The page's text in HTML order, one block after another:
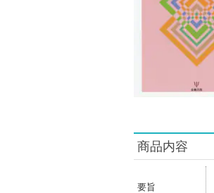
商品内容
要旨